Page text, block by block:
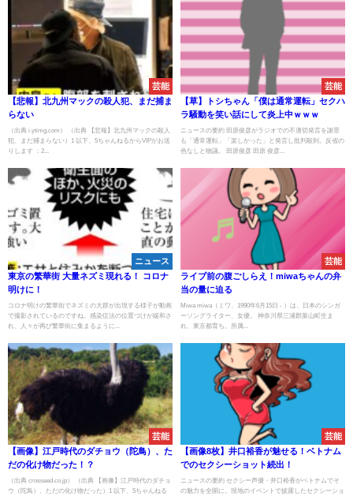
芸能
【悲報】北九州マックの殺人犯、まだ捕ま
らない
（出典 i.ytimg.com） （出典 【悲報】北九州マックの殺人
犯、まだ捕まらない）1 以下、5ちゃんねるからVIPがお送
りします ：2...
芸能
【草】トシちゃん「僕は通常運転」セクハ
ラ騒動を笑い話にして炎上中ｗｗｗ
ニュースの要約 田原俊彦がラジオでの不適切発言を謝罪
も「通常運転」「楽しかった」と発言し批判殺到。反省の
色なしと物議。 田原俊彦 田原 俊彦...
ニュース
東京の繁華街 大量ネズミ現れる！ コロナ
明けに！
コロナ明けの繁華街でネズミの大群が出現する様子が動画
で撮影されているのですね。感染症法の位置づけが緩和さ
れ、人々が再び繁華街に集まるように...
芸能
ライブ前の腹ごしらえ！miwaちゃんの弁
当の量に迫る
Miwa miwa（ミワ、1990年6月15日 - ）は、日本のシンガ
ーソングライター、女優。 神奈川県三浦郡葉山町生ま
れ、東京都育ち。所属...
芸能
【画像】江戸時代のダチョウ（陀鳥）、た
だの化け物だった！？
（出典 crosseed.co.jp） （出典 【画像】江戸時代のダチョ
ウ（陀鳥）、ただの化け物だった）1 以下、5ちゃんねる
芸能
【画像8枚】井口裕香が魅せる！ベトナム
でのセクシーショット続出！
ニュースの要約 セクシー声優・井口裕香がベトナムでそ
の魅力を全開に。現地のイベントで披露したセクシーショ